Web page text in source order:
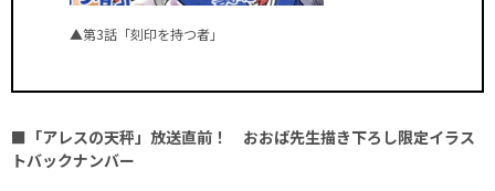
▲第3話「刻印を持つ者」
■「アレスの天秤」放送直前！ おおば先生描き下ろし限定イラス
トバックナンバー